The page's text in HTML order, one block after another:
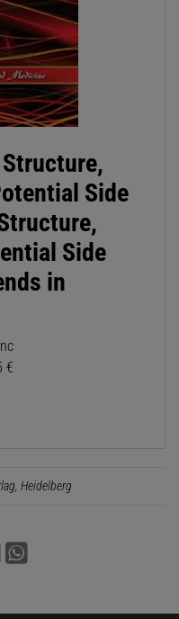
Side
Side
in
€
Heidelberg